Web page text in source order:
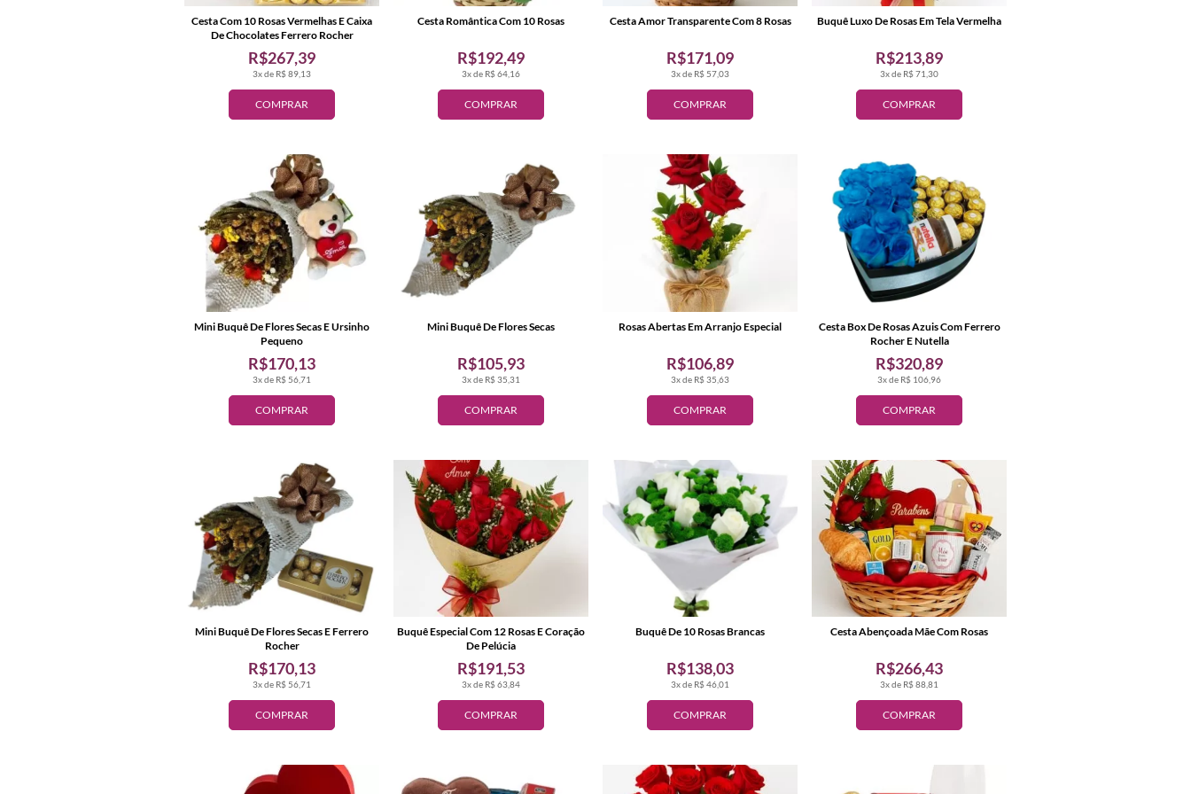
COMPRAR
3x de R$ 89,13
R$267,39
Cesta Com 10 Rosas Vermelhas E Caixa
De Chocolates Ferrero Rocher
COMPRAR
3x de R$ 64,16
R$192,49
Cesta Romântica Com 10 Rosas
COMPRAR
3x de R$ 57,03
R$171,09
Cesta Amor Transparente Com 8 Rosas
COMPRAR
3x de R$ 71,30
R$213,89
Buquê Luxo De Rosas Em Tela Vermelha
COMPRAR
3x de R$ 56,71
R$170,13
Mini Buquê De Flores Secas E Ursinho
Pequeno
COMPRAR
3x de R$ 35,31
R$105,93
Mini Buquê De Flores Secas
COMPRAR
3x de R$ 35,63
R$106,89
Rosas Abertas Em Arranjo Especial
COMPRAR
3x de R$ 106,96
R$320,89
Cesta Box De Rosas Azuis Com Ferrero
Rocher E Nutella
COMPRAR
3x de R$ 56,71
R$170,13
Mini Buquê De Flores Secas E Ferrero
Rocher
COMPRAR
3x de R$ 63,84
R$191,53
Buquê Especial Com 12 Rosas E Coração
De Pelúcia
COMPRAR
3x de R$ 46,01
R$138,03
Buquê De 10 Rosas Brancas
COMPRAR
3x de R$ 88,81
R$266,43
Cesta Abençoada Mãe Com Rosas